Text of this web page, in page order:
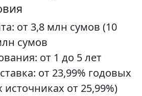
от 3,8 млн сумов (10
сумов
от 1 до 5 лет
от 23,99% годовых
от 25,99%)